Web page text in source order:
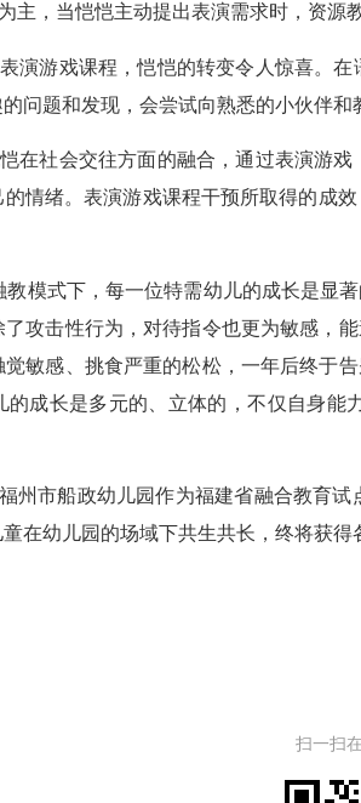
主，当恺恺主动提出表演需求时，资源
演游戏课程，恺恺的转变令人惊喜。
问题和发现，会尝试向熟悉的小伙伴
在社会交往方面的融合，通过表演游
情绪。表演游戏课程干预所取得的成
教模式下，每一位特需幼儿的成长是显
攻击性行为，对待指令也更为敏感，
敏感、挑食严重的松松，一年后终于
成长是多元的、立体的，不仅自身能
州市船政幼儿园作为福建省融合教育
在幼儿园的场域下共生共长，终将获得
扫一扫